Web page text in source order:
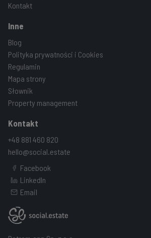
Kontakt
Inne
Blog
Polityka prywatności i Cookies
Regulamin
Mapa strony
Słownik
Property management
Kontakt
+48 881 460 820
hello@social.estate
Facebook
LinkedIn
Email